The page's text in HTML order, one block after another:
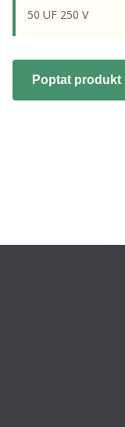
50 UF 250 V
Poptat produkt